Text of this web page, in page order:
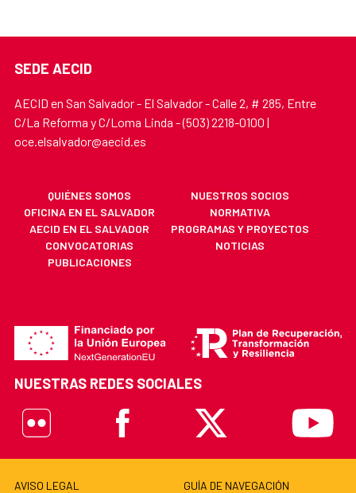
SEDE AECID
AECID en San Salvador - El Salvador - Calle 2, # 285, Entre
C/La Reforma y C/Loma Linda - (503) 2218-0100 |
oce.elsalvador@aecid.es
QUIÉNES SOMOS
NUESTROS SOCIOS
OFICINA EN EL SALVADOR
NORMATIVA
AECID EN EL SALVADOR
PROGRAMAS Y PROYECTOS
CONVOCATORIAS
NOTICIAS
PUBLICACIONES
NUESTRAS REDES SOCIALES
Flickr
Facebook X Youtube
AVISO LEGAL
GUÍA DE NAVEGACIÓN